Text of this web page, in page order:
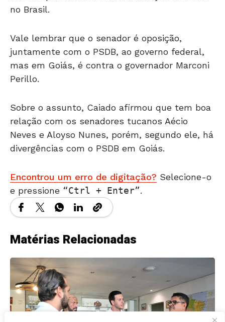
juntamente com o PSDB, ao governo federal,
mas em Goiás, é contra o governador Marconi
Perillo.
relação com os senadores tucanos Aécio
Neves e Aloyso Nunes, porém, segundo ele, há
divergências com o PSDB em Goiás.
e pressione Ctrl + Enter .
Matérias Relacionadas